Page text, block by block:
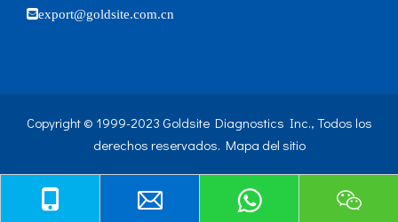
export@goldsite.com.cn
Copyright © 1999-2023 Goldsite Diagnostics Inc., Todos los
derechos reservados. Mapa del sitio